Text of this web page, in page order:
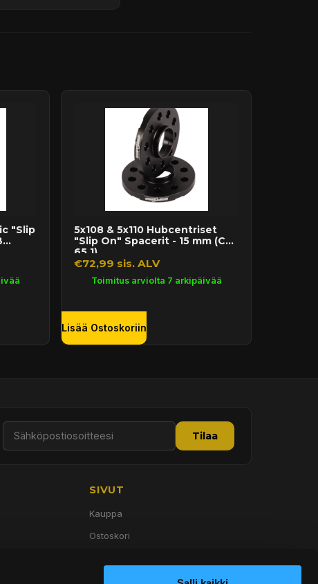
"Slip
5x108 & 5x110 Hubcentriset
"Slip On" Spacerit - 15 mm (CB
65.1)
€72,99 sis. ALV
Toimitus arviolta 7 arkipäivää
Lisää Ostoskoriin
Tilaa
SIVUT
Kauppa
Ostoskori